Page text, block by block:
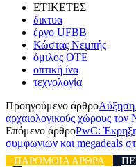
ΕΤΙΚΕΤΕΣ
δικτυα
έργο UFBB
Κώστας Νεμπής
όμιλος ΟΤΕ
οπτική ίνα
τεχνολογία
Προηγούμενο άρθροΑύξηση
αρχαιολογικούς χώρους τον
Επόμενο άρθροPwC:
συμφωνιών και megadeals
ΠΑΡΟΜΟΙΑ ΑΡΘΡΑ